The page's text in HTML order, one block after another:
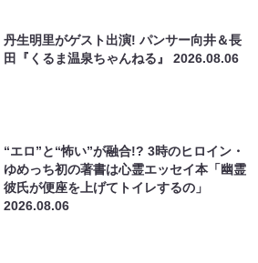
丹生明里がゲスト出演! パンサー向井＆長
田『くるま温泉ちゃんねる』2026.08.06
“エロ”と“怖い”が融合!? 3時のヒロイン・
ゆめっち初の著書は心霊エッセイ本「幽霊
彼氏が便座を上げてトイレするの」
2026.08.06